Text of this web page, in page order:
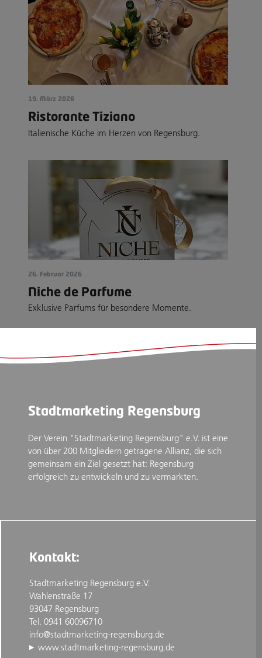
19. März 2026
Ristorante Tiziano
Italienische Küche im Herzen von Regensburg.
26. Februar 2026
Niche de Parfume
Exklusive Parfums für besondere Momente.
Stadtmarketing Regensburg
Der Verein "Stadtmarketing Regensburg" e.V. ist eine
von über 200 Mitgliedern getragene Allianz, die sich
gemeinsam ein Ziel gesetzt hat: Regensburg
erfolgreich zu entwickeln und zu vermarkten.
Kontakt:
Stadtmarketing Regensburg e.V.
Wahlenstraße 17
93047 Regensburg
Tel. 0941 60096710
info@stadtmarketing-regensburg.de
www.stadtmarketing-regensburg.de